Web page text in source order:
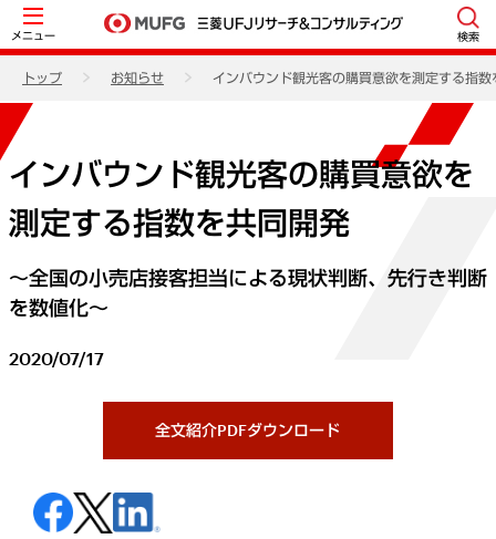
メニュー 検索
トップ お知らせ インバウンド観光客の購買意欲を測定する指数
インバウンド観光客の購買意欲を
測定する指数を共同開発
～全国の小売店接客担当による現状判断、先行き判断
を数値化～
2020/07/17
全文紹介PDFダウンロード